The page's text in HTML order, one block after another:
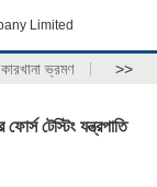
Limited
কারখানা ভ্রমণ >>
টেস্টিং যন্ত্রপাতি